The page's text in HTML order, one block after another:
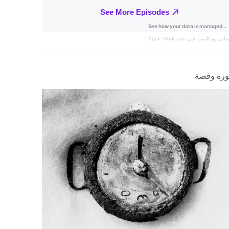
بودكاست على Apple Podcasts
وقصة